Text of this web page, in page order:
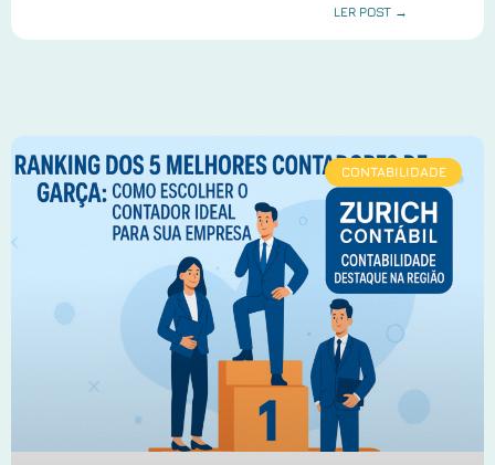
LER POST →
CONTABILIDADE